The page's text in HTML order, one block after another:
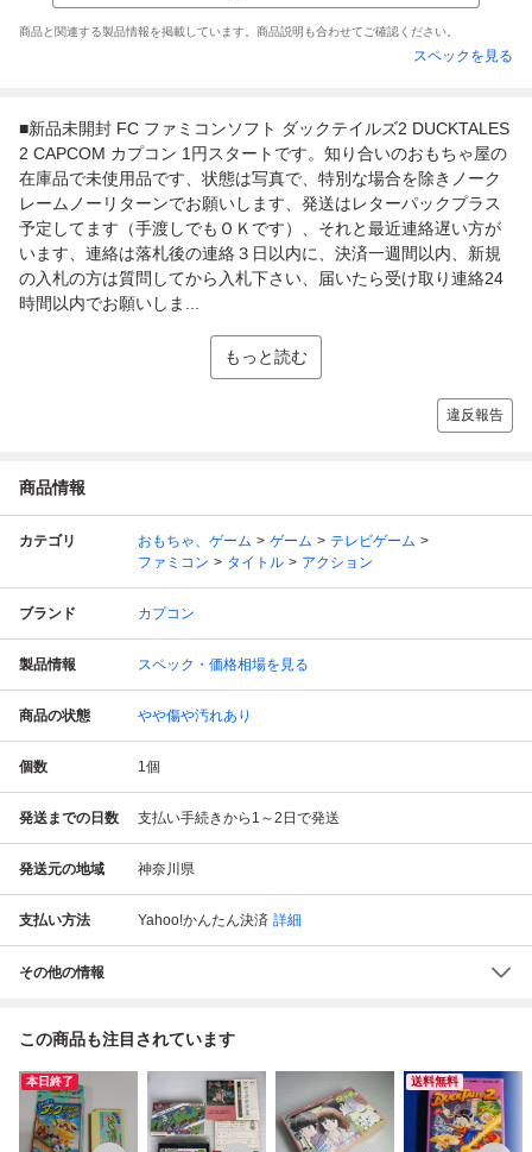
商品と関連する製品情報を掲載しています。商品説明も合わせてご確認ください。
スペックを見る
■新品未開封 FC ファミコンソフト ダックテイルズ2 DUCKTALES
2 CAPCOM カプコン 1円スタートです。知り合いのおもちゃ屋の
在庫品で未使用品です、状態は写真で、特別な場合を除きノーク
レームノーリターンでお願いします、発送はレターパックプラス
予定してます（手渡しでもＯＫです）、それと最近連絡遅い方が
います、連絡は落札後の連絡３日以内に、決済一週間以内、新規
の入札の方は質問してから入札下さい、届いたら受け取り連絡24
時間以内でお願いしま...
もっと読む
違反報告
商品情報
カテゴリ おもちゃ、ゲーム ゲーム
テレビゲーム
ファミコン
タイトル アクション
ブランド カプコン
製品情報 スペック・価格相場を見る
商品の状態 やや傷や汚れあり
個数 1個
発送までの日数 支払い手続きから1～2日で発送
発送元の地域 神奈川県
支払い方法 Yahoo!かんたん決済 詳細
その他の情報
この商品も注目されています
本日終了 送料無料